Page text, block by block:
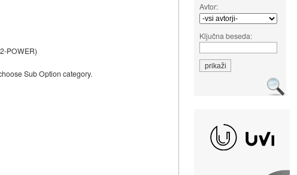
Avtor:
Ključna beseda:
POWER)
Sub Option category.